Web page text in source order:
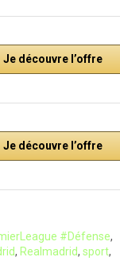
Je découvre l’offre
Je découvre l’offre
#Défense,
, Realmadrid, sport,